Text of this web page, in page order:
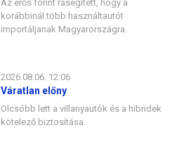
Az erős forint rásegített, hogy a
korábbinál több használtautót
importáljanak Magyarországra.
2026.08.06. 12:06
Váratlan előny
Olcsóbb lett a villanyautók és a hibridek
kötelező biztosítása.